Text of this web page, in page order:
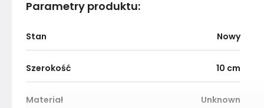
Parametry produktu:
Stan Nowy
Szerokość 10 cm
Materiał Unknown